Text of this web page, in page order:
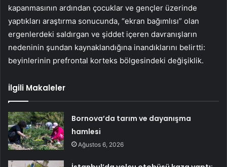
kapanmasının ardından çocuklar ve gençler üzerinde
yaptıkları araştırma sonucunda, “ekran bağımlısı” olan
ergenlerdeki saldırgan ve şiddet içeren davranışların
nedeninin şundan kaynaklandığına inandıklarını belirtti:
beyinlerinin prefrontal korteks bölgesindeki değişiklik.
İlgili Makaleler
Bornova’da tarım ve dayanışma
hamlesi
Ağustos 6, 2026